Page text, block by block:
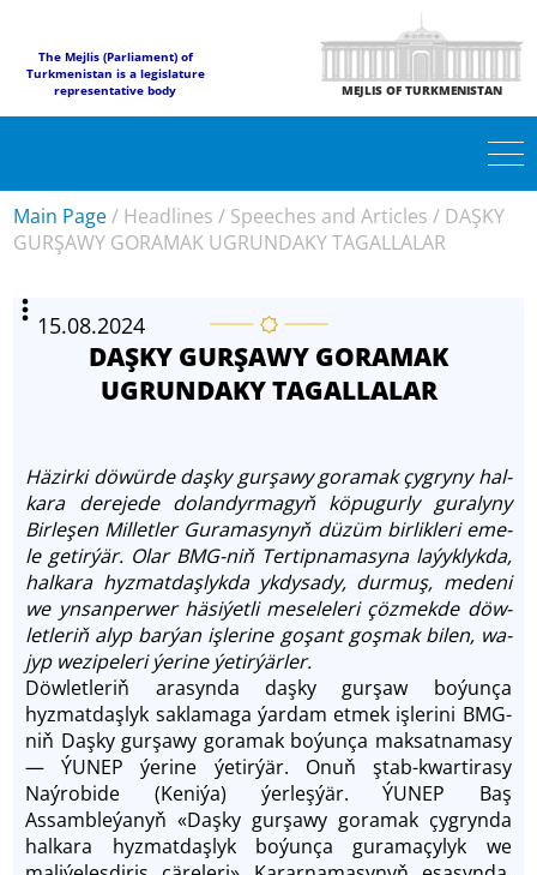
The Mejlis (Parliament) of
Turkmenistan is a legislature
representative body
MEJLIS OF TURKMENISTAN
Main Page/ Headlines / Speeches and Articles / DAŞKY
GURŞAWY GORAMAK UGRUNDAKY TAGALLALAR
15.08.2024
DAŞKY GURŞAWY GORAMAK
UGRUNDAKY TAGALLALAR
Häzirki döwürde daşky gurşawy goramak çyg­ry­ny hal­
ka­ra derejede do­lan­dyr­ma­gyň köpugurly guralyny
Birleşen Milletler Guramasynyň dü­züm bir­lik­le­ri eme­
le ge­tir­ýär. Olar BMG-niň Tertipnama­sy­na la­ýyk­lyk­da,
hal­ka­ra hyz­mat­daşlykda ykdysady, durmuş, medeni
we ynsanperwer hä­si­ýet­li me­se­le­le­ri çöz­mek­de döw­
let­le­riň alyp bar­ýan iş­le­ri­ne go­şant goş­mak bi­len, wa­
jyp we­zi­pe­le­ri ýerine ýetirýärler.
Döw­let­le­riň arasynda daşky gurşaw boýunça
hyzmatdaşlyk saklamaga ýardam etmek işlerini BMG-
niň Daşky gurşawy goramak boýunça maksatnamasy
— ÝUNEP ýerine ýetirýär. Onuň ştab-kwartirasy
Naýrobide (Keniýa) ýerleşýär. ÝUNEP Baş
Assambleýanyň «Daşky gurşawy goramak çygrynda
halkara hyzmatdaşlyk boýunça guramaçylyk we